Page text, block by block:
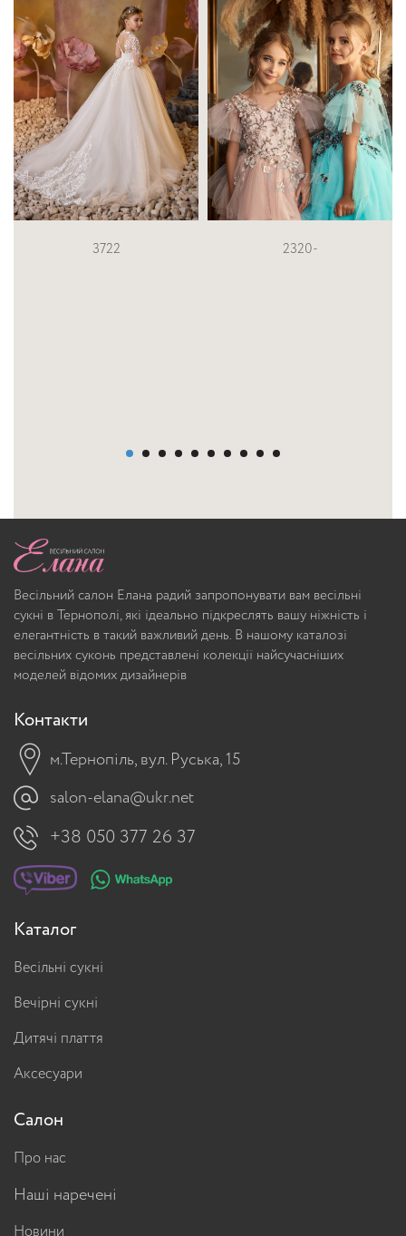
Весільний салон Елана радий запропонувати вам весільні
сукні в Тернополі, які ідеально підкреслять вашу ніжність і
елегантність в такий важливий день. В нашому каталозі
весільних суконь представлені колекції найсучасніших
моделей відомих дизайнерів
Контакти
м.Тернопіль, вул. Руська, 15
salon-elana@ukr.net
+38 050 377 26 37
Каталог
Весільні сукні
Вечірні сукні
Дитячі плаття
Аксесуари
Салон
Про нас
Наші наречені
Новини